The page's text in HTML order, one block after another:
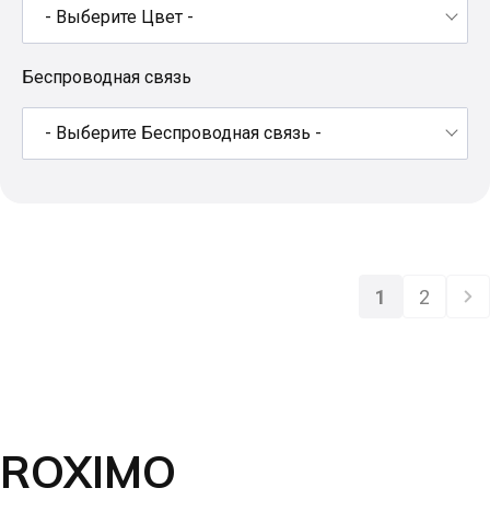
- Выберите Цвет -
Беспроводная связь
- Выберите Беспроводная связь -
1 2
ROXIMO